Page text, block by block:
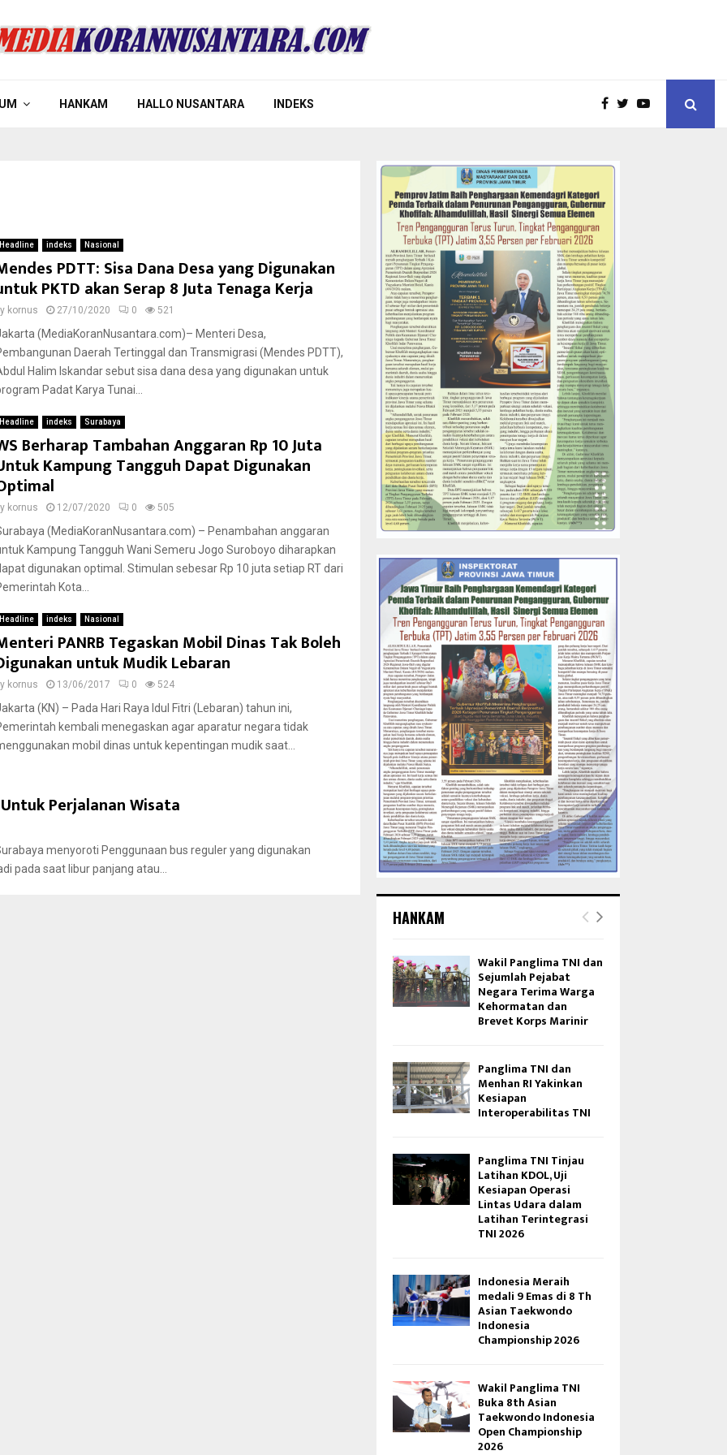
HANKAM HALLO NUSANTARA INDEKS
Headline indeks Nasional
PDTT: Sisa Dana Desa yang Digunakan
PKTD akan Serap 8 Juta Tenaga Kerja
kornus 27/10/2020 0 521
(MediaKoranNusantara.com)– Menteri Desa,
Daerah Tertinggal dan Transmigrasi (Mendes PDTT),
Halim Iskandar sebut sisa dana desa yang digunakan untuk
Padat Karya Tunai...
Headline indeks Surabaya
Berharap Tambahan Anggaran Rp 10 Juta
Kampung Tangguh Dapat Digunakan
kornus 12/07/2020 0 505
(MediaKoranNusantara.com) – Penambahan anggaran
Kampung Tangguh Wani Semeru Jogo Suroboyo diharapkan
digunakan optimal. Stimulan sebesar Rp 10 juta setiap RT dari
Kota...
Headline indeks Nasional
PANRB Tegaskan Mobil Dinas Tak Boleh
untuk Mudik Lebaran
kornus 13/06/2017 0 524
(KN) – Pada Hari Raya Idul Fitri (Lebaran) tahun ini,
kembali menegaskan agar aparatur negara tidak
mobil dinas untuk kepentingan mudik saat...
Perjalanan Wisata
menyoroti Penggunaan bus reguler yang digunakan
pada saat libur panjang atau...
HANKAM
Wakil Panglima TNI dan
Sejumlah Pejabat
Negara Terima Warga
Kehormatan dan
Brevet Korps Marinir
Panglima TNI dan
Menhan RI Yakinkan
Kesiapan
Interoperabilitas TNI
Panglima TNI Tinjau
Latihan KDOL, Uji
Kesiapan Operasi
Lintas Udara dalam
Latihan Terintegrasi
TNI 2026
Indonesia Meraih
medali 9 Emas di 8 Th
Asian Taekwondo
Indonesia
Championship 2026
Wakil Panglima TNI
Buka 8th Asian
Taekwondo Indonesia
Open Championship
2026